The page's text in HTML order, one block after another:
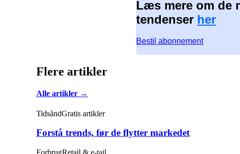
Læs mere om de
tendenser her
Bestil abonnement
Flere artikler
Alle artikler →
TidsåndGratis artikler
Forstå trends, før de flytter markedet
ForbrugRetail & e-tail